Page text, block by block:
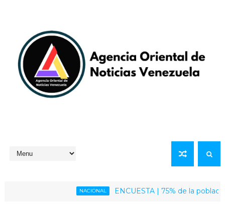
NACIONAL ENCUESTA | 75% de la población